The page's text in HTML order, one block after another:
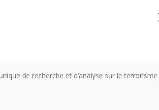
de recherche et d’analyse sur le